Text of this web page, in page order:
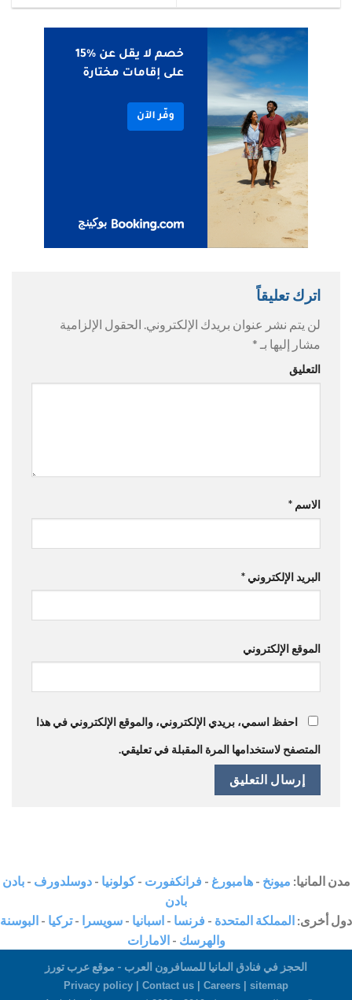
اترك تعليقاً
لن يتم نشر عنوان بريدك الإلكتروني. الحقول الإلزامية
مشار إليها بـ *
التعليق
الاسم *
البريد الإلكتروني *
الموقع الإلكتروني
احفظ اسمي، بريدي الإلكتروني، والموقع الإلكتروني في هذا
المتصفح لاستخدامها المرة المقبلة في تعليقي.
مدن المانيا: ميونخ -هامبورغ - فرانكفورت -كولونيا -دوسلدورف -بادن
بادن
دول أخرى: المملكة المتحدة - فرنسا - اسبانيا - سويسرا -تركيا - البوسنة
والهرسك - الامارات
الحجز في فنادق المانيا للمسافرون العرب - موقع عرب تورز
Privacy policy | Contact us Careers
sitemap